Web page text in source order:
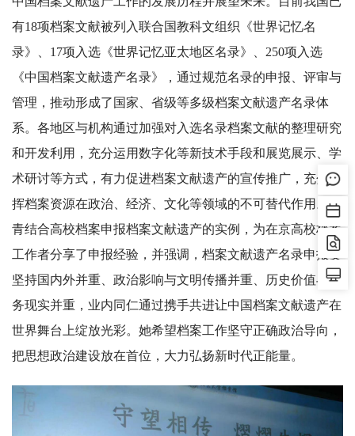
有18项档案文献被列入联合国教科文组织《世界记忆名
录》、17项入选《世界记忆亚太地区名录》、250项入选
《中国档案文献遗产名录》，通过规范名录的申报、评审与
管理，推动形成了国家、省级等多级档案文献遗产名录体
系。各地区与机构通过加强对入选名录档案文献的整理研究
和开发利用，充分运用数字化等新技术手段和展览展示、学
术研讨等方式，有力促进档案文献遗产的宣传推广，充分发
挥档案资源在政治、经济、文化等领域的不可替代作用。于
青结合高校档案申报档案文献遗产的实例，为在京高校档案
工作者分享了申报经验，并强调，档案文献遗产名录申报要
坚持国内外并重、政治影响与文明传播并重、历史价值与服
务现实并重，业内同仁通过携手共进让中国档案文献遗产在
世界舞台上绽放光彩。她希望档案工作坚守正确政治导向，
把思想政治建设放在首位，大力弘扬新时代正能量。